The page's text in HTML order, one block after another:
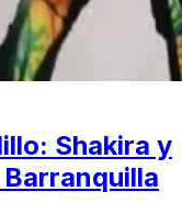
Shakira y